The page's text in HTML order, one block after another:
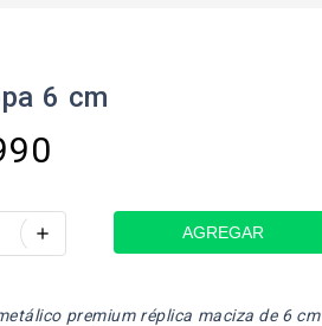
6 cm
add
premium réplica maciza de 6 cm